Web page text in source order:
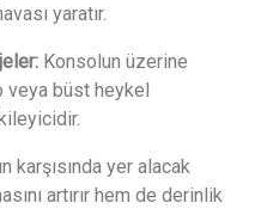
yaratır.
Konsolun üzerine
veya büst heykel
karşısında yer alacak
artırır hem de derinlik